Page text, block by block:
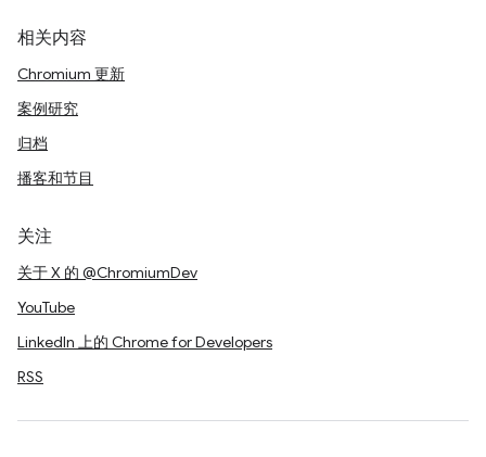
相关内容
Chromium 更新
案例研究
归档
播客和节目
关注
关于 X 的 @ChromiumDev
YouTube
LinkedIn 上的 Chrome for Developers
RSS